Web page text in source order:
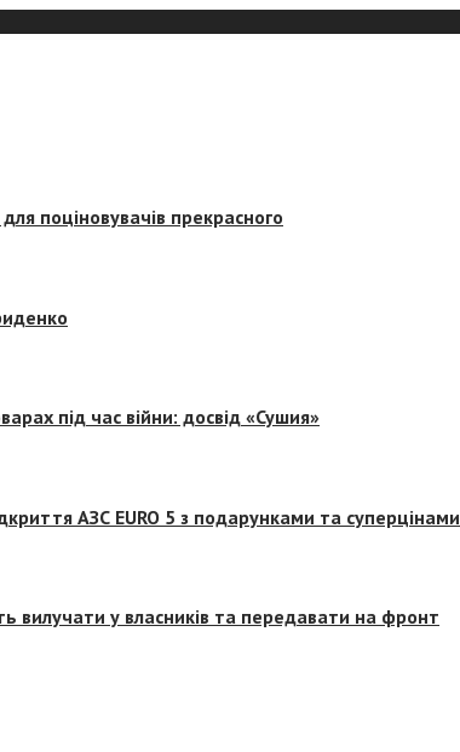
поціновувачів прекрасного
під час війни: досвід «Сушия»
АЗС EURO 5 з подарунками та суперцінами
вилучати у власників та передавати на фронт